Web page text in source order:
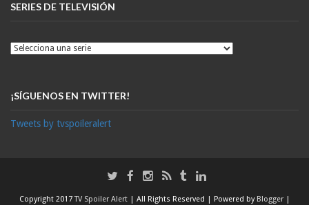
SERIES DE TELEVISIÓN
¡SÍGUENOS EN TWITTER!
Tweets by tvspoileralert
Copyright 2017TV Spoiler Alert | All Rights Reserved | Powered by Blogger